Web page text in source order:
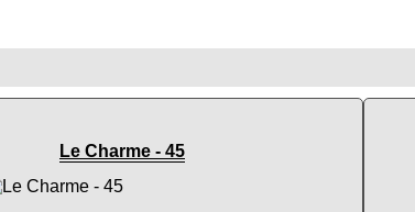
Le Charme - 45